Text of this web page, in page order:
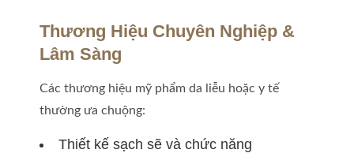
Thương Hiệu Chuyên Nghiệp &
Lâm Sàng
Các thương hiệu mỹ phẩm da liễu hoặc y tế
thường ưa chuộng:
Thiết kế sạch sẽ và chức năng